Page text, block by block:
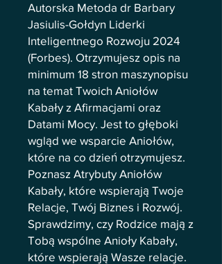
Autorska Metoda dr Barbary
Jasiulis-Gołdyn Liderki
Inteligentnego Rozwoju 2024
(Forbes). Otrzymujesz opis na
minimum 18 stron maszynopisu
na temat Twoich Aniołów
Kabały z Afirmacjami oraz
Datami Mocy. Jest to głęboki
wgląd we wsparcie Aniołów,
które na co dzień otrzymujesz.
Poznasz Atrybuty Aniołów
Kabały, które wspierają Twoje
Relacje, Twój Biznes i Rozwój.
Sprawdzimy, czy Rodzice mają z
Tobą wspólne Anioły Kabały,
które wspierają Wasze relacje.